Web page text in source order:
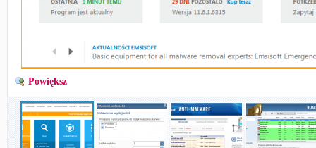
Powiększ